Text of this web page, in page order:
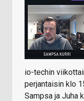
io-techin
perjantaisin klo
Sampsa ja Juha